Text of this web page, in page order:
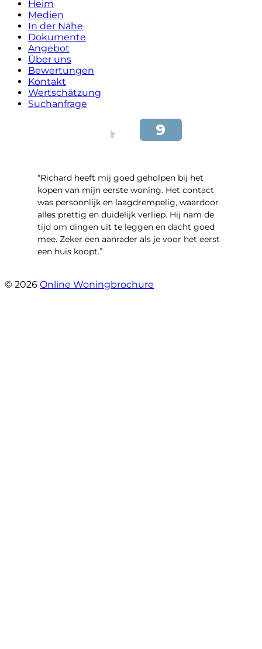
Heim
Medien
In der Nähe
Dokumente
Angebot
Über uns
Bewertungen
Kontakt
Wertschätzung
Suchanfrage
“Richard heeft mij goed geholpen bij het
kopen van mijn eerste woning. Het contact
was persoonlijk en laagdrempelig, waardoor
alles prettig en duidelijk verliep. Hij nam de
tijd om dingen uit te leggen en dacht goed
mee. Zeker een aanrader als je voor het eerst
een huis koopt.”
© 2026 Online Woningbrochure